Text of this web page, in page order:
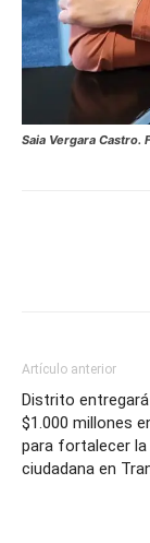
Saia Vergara Castro.
Artículo anterior
Distrito
$1.000 millones
para fortalecer
ciudadana en